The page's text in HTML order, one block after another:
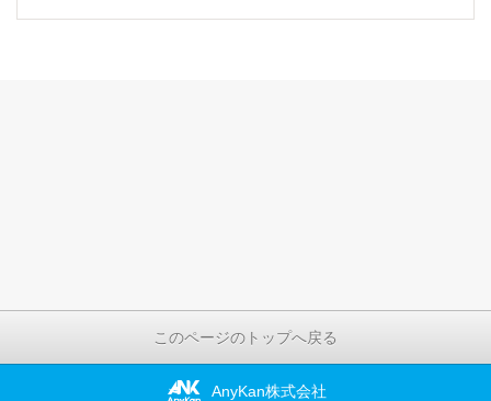
このページのトップへ戻る
AnyKan株式会社